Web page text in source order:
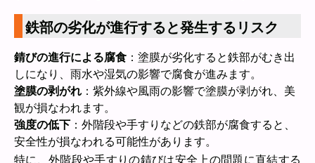
鉄部の劣化が進行すると発生するリスク
錆びの進行による腐食 ：塗膜が劣化すると鉄部がむき出
しになり、雨水や湿気の影響で腐食が進みます。
塗膜の剥がれ ：紫外線や風雨の影響で塗膜が剥がれ、美
観が損なわれます。
強度の低下 ：外階段や手すりなどの鉄部が腐食すると、
安全性が損なわれる可能性があります。
特に、外階段や手すりの錆びは安全上の問題に直結する